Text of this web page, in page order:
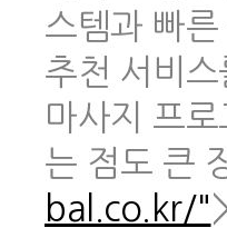
스템과 빠
추천 서비
마사지 프
는 점도 큰
bal.co.kr/"